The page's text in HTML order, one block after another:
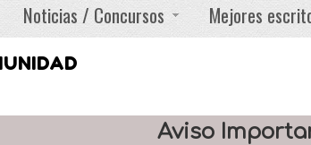
Noticias / Concursos Mejores
Aviso